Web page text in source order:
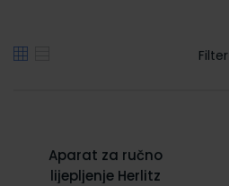
Filter
Aparat za ručno
lijepljenje Herlitz